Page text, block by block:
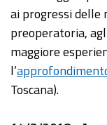
ai progressi delle
preoperatoria,
maggiore
l’
Toscana).